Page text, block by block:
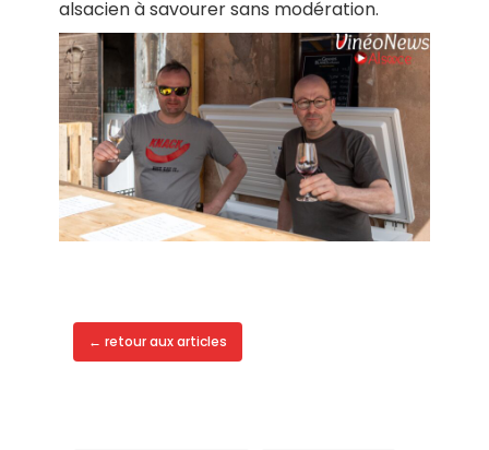
alsacien à savourer sans modération.
← retour aux articles